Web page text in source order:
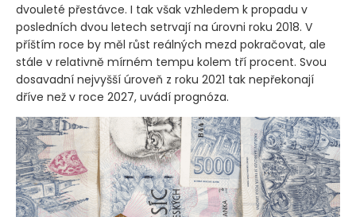
dvouleté přestávce. I tak však vzhledem k propadu v
posledních dvou letech setrvají na úrovni roku 2018. V
příštím roce by měl růst reálných mezd pokračovat, ale
stále v relativně mírném tempu kolem tří procent. Svou
dosavadní nejvyšší úroveň z roku 2021 tak nepřekonají
dříve než v roce 2027, uvádí prognóza.